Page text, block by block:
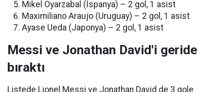
Mikel Oyarzabal (İspanya) – 2 gol, 1 asist
Maximiliano Araujo (Uruguay) – 2 gol, 1 asist
Ayase Ueda (Japonya) – 2 gol, 1 asist
Messi ve Jonathan David'i geride
bıraktı
Listede Lionel Messi ve Jonathan David de 3 gole